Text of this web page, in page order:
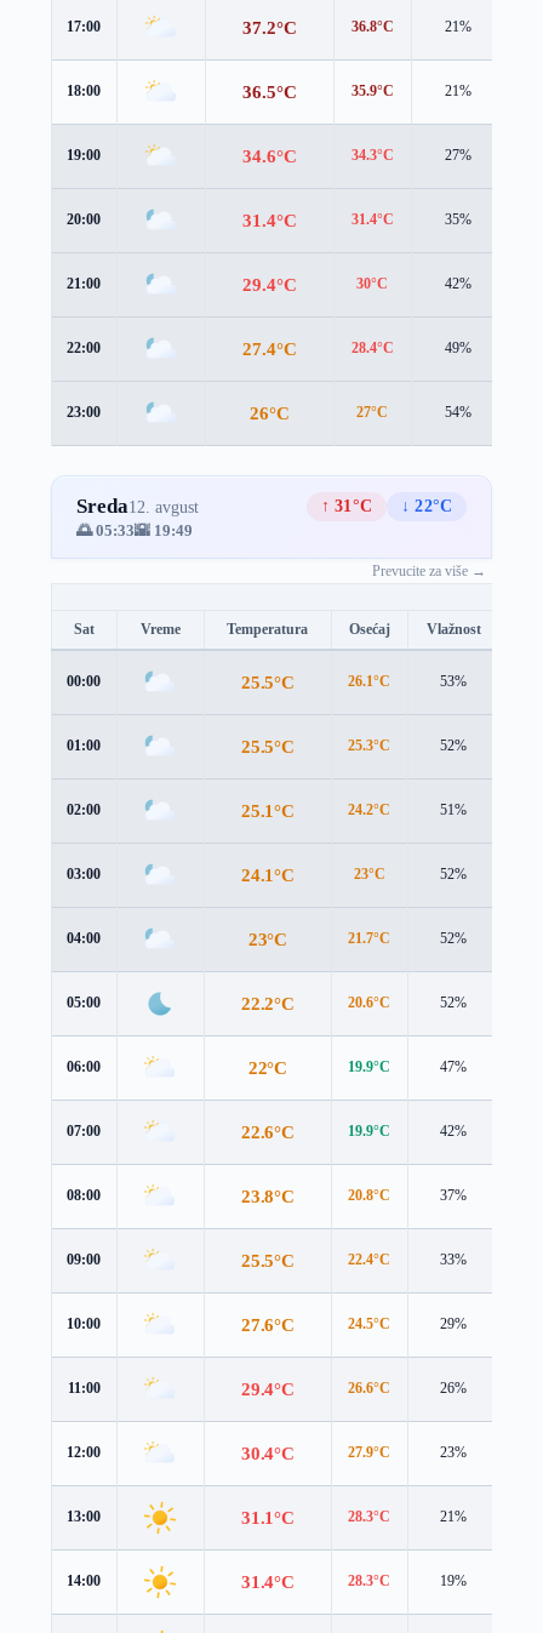
17:00 37.2°C 36.8°C 21%
18:00 36.5°C 35.9°C 21%
19:00 34.6°C 34.3°C 27%
20:00 31.4°C 31.4°C 35%
21:00 29.4°C 30°C 42%
22:00 27.4°C 28.4°C 49%
23:00 26°C 27°C 54%
Sreda12. avgust ↑ 31°C
↓ 22°C
🌅 05:33🌇 19:49
Prevucite za više →
Sat Vreme Temperatura Osećaj Vlažnost
00:00 25.5°C 26.1°C 53%
01:00 25.5°C 25.3°C 52%
02:00 25.1°C 24.2°C 51%
03:00 24.1°C 23°C 52%
04:00 23°C 21.7°C 52%
05:00 22.2°C 20.6°C 52%
06:00 22°C 19.9°C 47%
07:00 22.6°C 19.9°C 42%
08:00 23.8°C 20.8°C 37%
09:00 25.5°C 22.4°C 33%
10:00 27.6°C 24.5°C 29%
11:00 29.4°C 26.6°C 26%
12:00 30.4°C 27.9°C 23%
13:00 31.1°C 28.3°C 21%
14:00 31.4°C 28.3°C 19%